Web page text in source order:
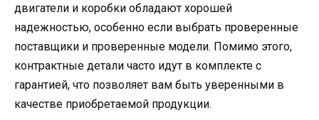
двигатели и коробки обладают хорошей
надежностью, особенно если выбрать проверенные
поставщики и проверенные модели. Помимо этого,
контрактные детали часто идут в комплекте с
гарантией, что позволяет вам быть уверенными в
качестве приобретаемой продукции.